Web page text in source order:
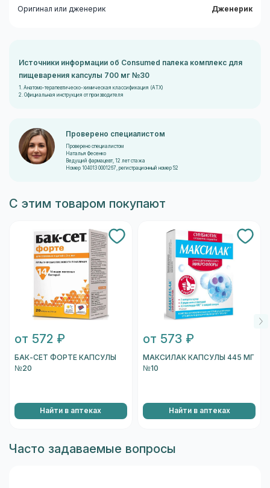
Оригинал или дженерик Дженерик
Источники информации об Consumed палека комплекс для
пищеварения капсулы 700 мг №30
1. Анатомо-терапевтическо-химическая классификация (ATX)
2. Официальная инструкция от производителя
Проверено специалистом
Проверено специалистом
Наталья Фесенко
Ведущий фармацевт, 12 лет стажа
Номер 104013 0001267, регистрационный номер 52
С этим товаром покупают
от 572 ₽
БАК-СЕТ ФОРТЕ КАПСУЛЫ
№20
Найти в аптеках
от 573 ₽
МАКСИЛАК КАПСУЛЫ 445 МГ
№10
Найти в аптеках
Часто задаваемые вопросы